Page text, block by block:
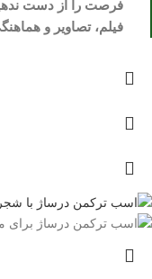
فرصت را از دست
فیلم، تصاویر و